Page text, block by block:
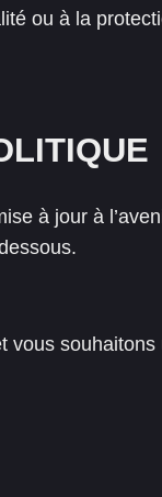
ou à la
à jour à
vous